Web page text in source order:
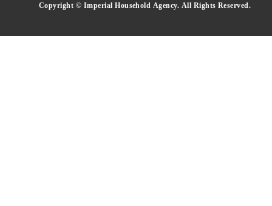
Copyright © Imperial Household Agency. All Rights Reserved.